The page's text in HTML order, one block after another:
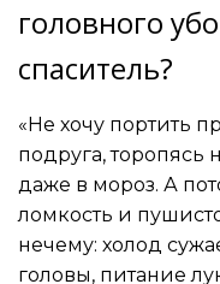
головного
спаситель?
«Не хочу портить
подруга, торопясь
даже в мороз. А
ломкость и
нечему: холод
головы, питание